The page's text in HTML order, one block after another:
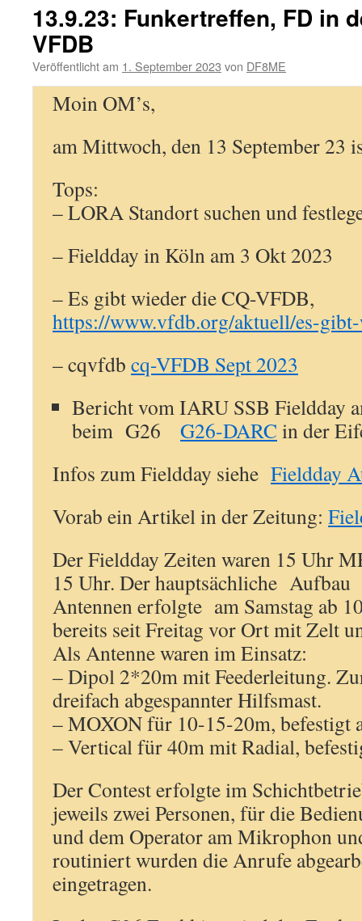
13.9.23: Funkertreffen, FD in
VFDB
Veröffentlicht am 1. September 2023 von DF8ME
Moin OM’s,
am Mittwoch, den 13 September 23
Tops:
– LORA Standort suchen und
– Fieldday in Köln am 3 Okt 2023
– Es gibt wieder die CQ-VFDB,
https://www.vfdb.org/aktuell/es-
– cqvfdb cq-VFDB Sept 2023
Bericht vom IARU SSB Fieldday
beim G26 G26-DARC in der
Infos zum Fieldday siehe Fieldday
Vorab ein Artikel in der Zeitung:
Der Fieldday Zeiten waren 15 Uhr
15 Uhr. Der hauptsächliche
Antennen erfolgte am Samstag ab
bereits seit Freitag vor Ort mit Zelt
Als Antenne waren im Einsatz:
– Dipol 2*20m mit Feederleitung.
dreifach abgespannter Hilfsmast.
– MOXON für 10-15-20m, befestigt
– Vertical für 40m mit Radial,
Der Contest erfolgte im
jeweils zwei Personen, für die
und dem Operator am Mikrophon
routiniert wurden die Anrufe
eingetragen.